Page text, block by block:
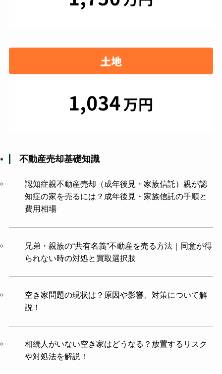
不動産売却基礎知識
認知症親不動産売却（成年後見・家族信託）親が認
知症の家を売るには？成年後見・家族信託の手順と
費用相場
兄弟・親族の“共有名義”不動産を売る方法｜同意が得
られない時の対処と買取選択肢
空き家問題の現状は？原因や影響、対策について解
説！
相続人がいない空き家はどうなる？放置するリスク
や対処法を解説！